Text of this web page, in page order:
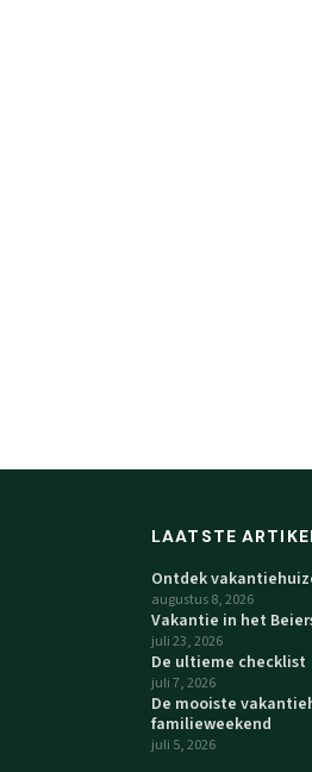
LAATSTE
Ontdek
augustus 8, 2026
Vakantie in het
juli 23, 2026
De ultieme checklist
juli 7, 2026
De mooiste
familieweekend
juli 5, 2026